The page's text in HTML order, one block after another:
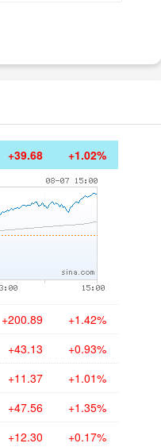
+39.68 +1.02%
+200.89 +1.42%
+43.13 +0.93%
+11.37 +1.01%
+47.56 +1.35%
+12.30 +0.17%